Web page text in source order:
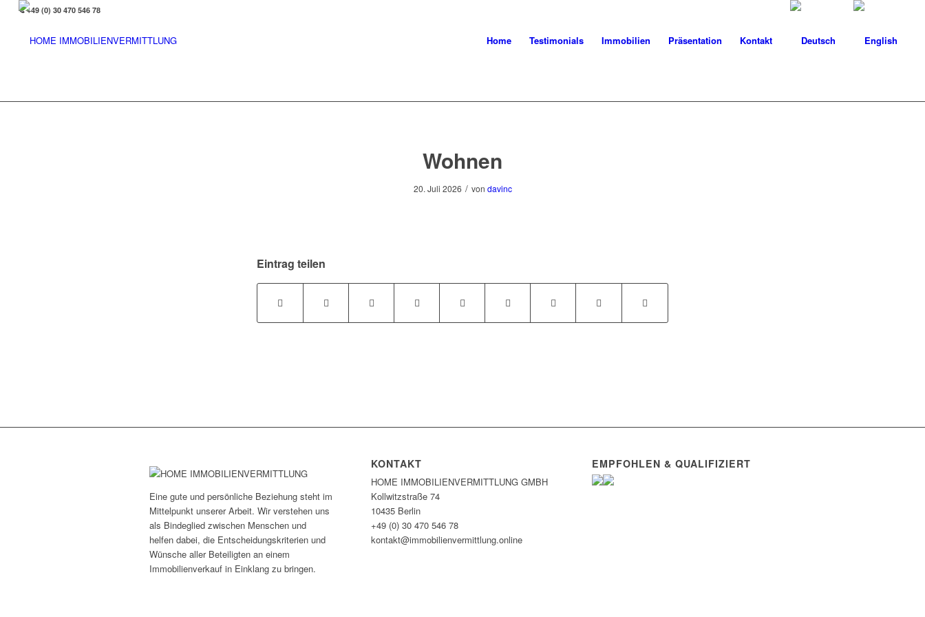
Home Testimonials Immobilien Präsentation Kontakt
+49 (0) 30 470 546 78
Wohnen
20. Juli 2026 / von davinc
Eintrag teilen
Eine gute und persönliche Beziehung steht im
Mittelpunkt unserer Arbeit. Wir verstehen uns
als Bindeglied zwischen Menschen und
helfen dabei, die Entscheidungskriterien und
Wünsche aller Beteiligten an einem
Immobilienverkauf in Einklang zu bringen.
KONTAKT
HOME IMMOBILIEN­VERMITTLUNG GMBH
Kollwitzstraße 74
10435 Berlin
+49 (0) 30 470 546 78
kontakt@immobilien­vermittlung.online
EMPFOHLEN & QUALIFIZIERT